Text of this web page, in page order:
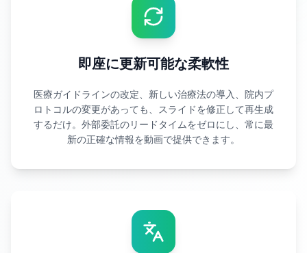
即座に更新可能な柔軟性
医療ガイドラインの改定、新しい治療法の導入、院内プ
ロトコルの変更があっても、スライドを修正して再生成
するだけ。外部委託のリードタイムをゼロにし、常に最
新の正確な情報を動画で提供できます。